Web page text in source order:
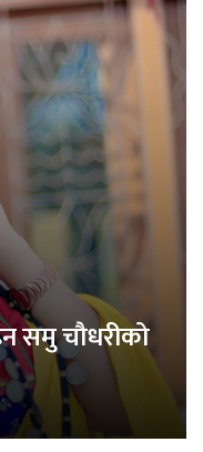
समु चौधरीको